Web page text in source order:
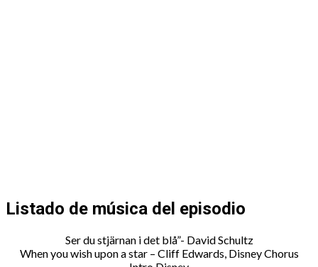
Listado de música del episodio
Ser du stjärnan i det blå”- David Schultz
When you wish upon a star – Cliff Edwards, Disney Chorus